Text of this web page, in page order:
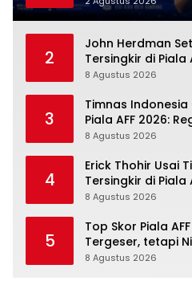
2
John Herdman
Tersingkir di Piala
Tumbuh, Adaptasi
8 Agustus 2026
3
Timnas
Piala AFF 2026:
Kompetisi Masih
8 Agustus 2026
4
Erick Thohir Usai
Tersingkir di Piala
Agenda
8 Agustus 2026
5
Top Skor Piala
Tergeser, tetapi
Indonesia Justru
8 Agustus 2026